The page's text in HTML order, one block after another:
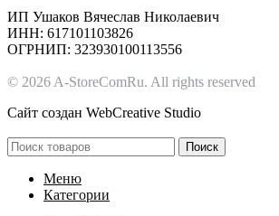
ИП Ушаков Вячеслав Николаевич
ИНН: 617101103826
ОГРНИП: 323930100113556
© 2026 A-StoreComRu. All rights reserved
Сайт создан WebCreative Studio
Поиск
Меню
Категории